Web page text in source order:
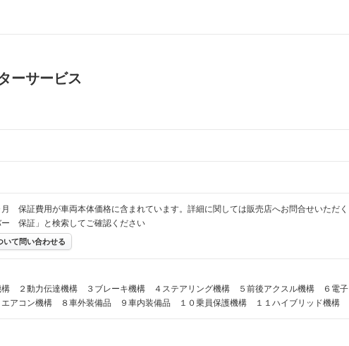
ーサービス
保証費用が車両本体価格に含まれています。詳細に関しては販売店へお問合せいただく
ー 保証」と検索してご確認ください
いて問い合わせる
構 ２動力伝達機構 ３ブレーキ機構 ４ステアリング機構 ５前後アクスル機構 ６電子
アコン機構 ８車外装備品 ９車内装備品 １０乗員保護機構 １１ハイブリッド機構